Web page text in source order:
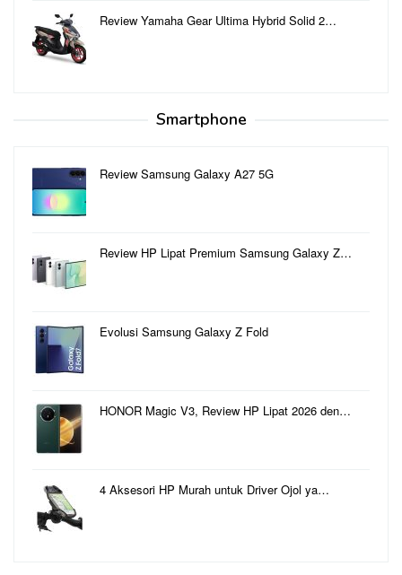
Review Yamaha Gear Ultima Hybrid Solid 2…
Smartphone
Review Samsung Galaxy A27 5G
Review HP Lipat Premium Samsung Galaxy Z…
Evolusi Samsung Galaxy Z Fold
HONOR Magic V3, Review HP Lipat 2026 den…
4 Aksesori HP Murah untuk Driver Ojol ya…